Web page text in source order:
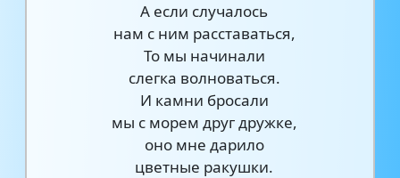
А если случалось
нам с ним расставаться,
То мы начинали
слегка волноваться.
И камни бросали
мы с морем друг дружке,
оно мне дарило
цветные ракушки.